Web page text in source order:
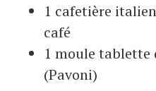
1 cafetière
café
1 moule tablette
(Pavoni)